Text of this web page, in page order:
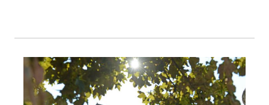
Torre dei Balivi